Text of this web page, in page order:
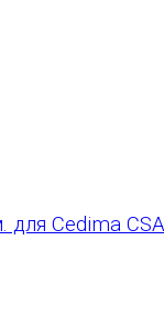
Cedima